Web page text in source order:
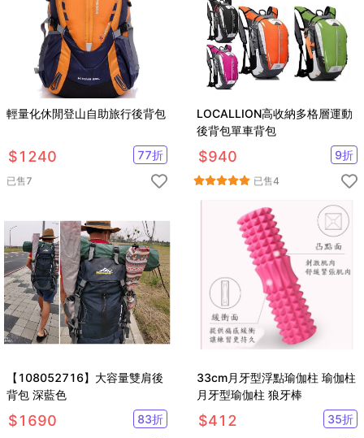
輕量化休閒登山自助旅行後背包
$1240 77折
已售7
LOCALLION高收納多格層運動
後背包單車背包
$940 9折
已售4
【108052716】大容量雙肩後
背包 深藍色
$1690 83折
33cm月牙型浮點瑜伽柱 瑜伽柱
月牙型瑜伽柱 狼牙棒
$412 35折